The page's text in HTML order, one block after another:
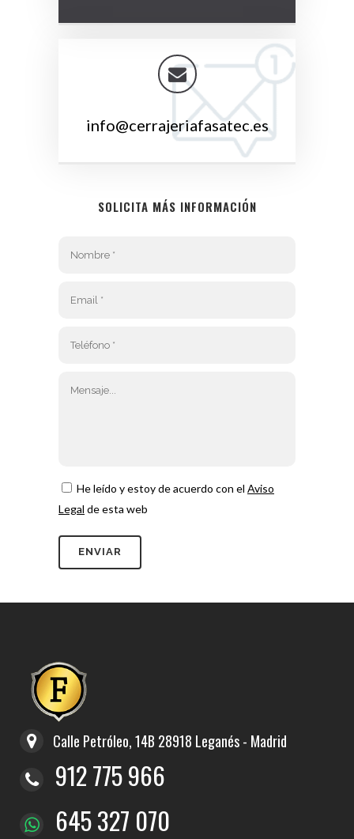
info@cerrajeriafasatec.es
SOLICITA MÁS INFORMACIÓN
He leído y estoy de acuerdo con el Aviso
Legal de esta web
Calle Petróleo, 14B 28918 Leganés - Madrid
912 775 966
645 327 070